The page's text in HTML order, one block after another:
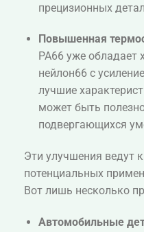
прецизионных
Повышенная
PA66 уже
нейлон66 с
лучшие
может быть
подвергающихся
Эти улучшения ведут
потенциальных
Вот лишь несколько
Автомобильные